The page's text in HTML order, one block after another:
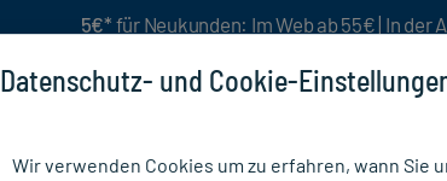
5€* für Neukunden: Im Web ab 55€ | In der
Datenschutz- und Cookie-
Wir verwenden Cookies um zu erfahren, wann Sie